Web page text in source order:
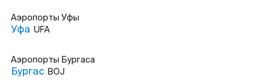
Аэропорты Уфы
Уфа UFA
Аэропорты Бургаса
Бургас BOJ